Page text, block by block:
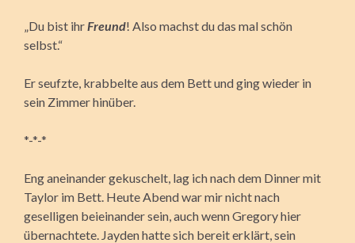
„Du bist ihr Freund! Also machst du das mal schön
selbst.“
Er seufzte, krabbelte aus dem Bett und ging wieder in
sein Zimmer hinüber.
*-*-*
Eng aneinander gekuschelt, lag ich nach dem Dinner mit
Taylor im Bett. Heute Abend war mir nicht nach
geselligen beieinander sein, auch wenn Gregory hier
übernachtete. Jayden hatte sich bereit erklärt, sein